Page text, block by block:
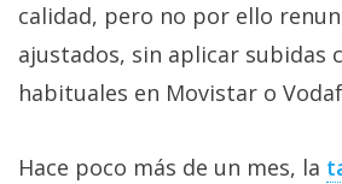
calidad, pero no por ello
ajustados, sin aplicar subidas
habituales en Movistar o
Hace poco más de un mes, la